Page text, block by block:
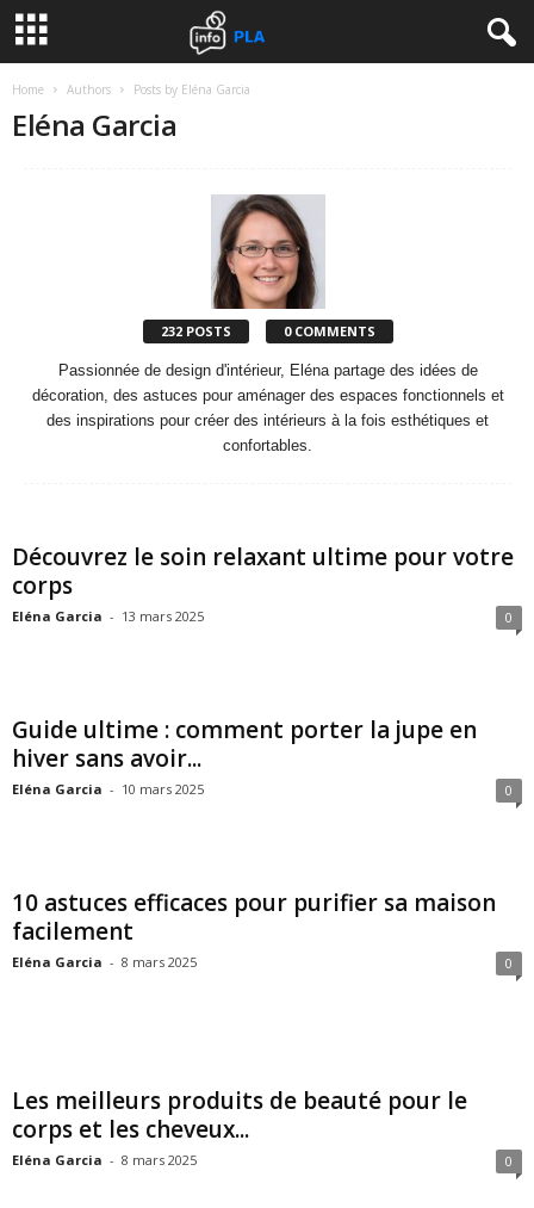
Home Authors Posts by Eléna Garcia
Eléna Garcia
232 POSTS 0 COMMENTS
Passionnée de design d'intérieur, Eléna partage des idées de
décoration, des astuces pour aménager des espaces fonctionnels et
des inspirations pour créer des intérieurs à la fois esthétiques et
confortables.
Découvrez le soin relaxant ultime pour votre
corps
Eléna Garcia - 13 mars 2025 0
Guide ultime : comment porter la jupe en
hiver sans avoir...
Eléna Garcia - 10 mars 2025 0
10 astuces efficaces pour purifier sa maison
facilement
Eléna Garcia - 8 mars 2025 0
Les meilleurs produits de beauté pour le
corps et les cheveux...
Eléna Garcia - 8 mars 2025 0